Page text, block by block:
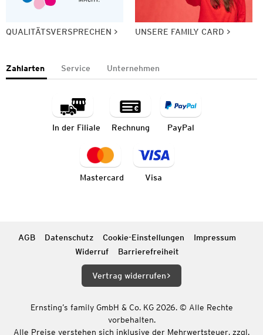
QUALITÄTSVERSPRECHEN UNSERE FAMILY CARD
Zahlarten Service Unternehmen
In der Filiale Rechnung PayPal
Mastercard Visa
AGB Datenschutz Cookie-Einstellungen
Impressum
Widerruf
Barrierefreiheit
Vertrag widerrufen
Ernsting’s family GmbH & Co. KG 2026. © Alle Rechte
vorbehalten.
Alle Preise verstehen sich inklusive der Mehrwertsteuer, zzgl.